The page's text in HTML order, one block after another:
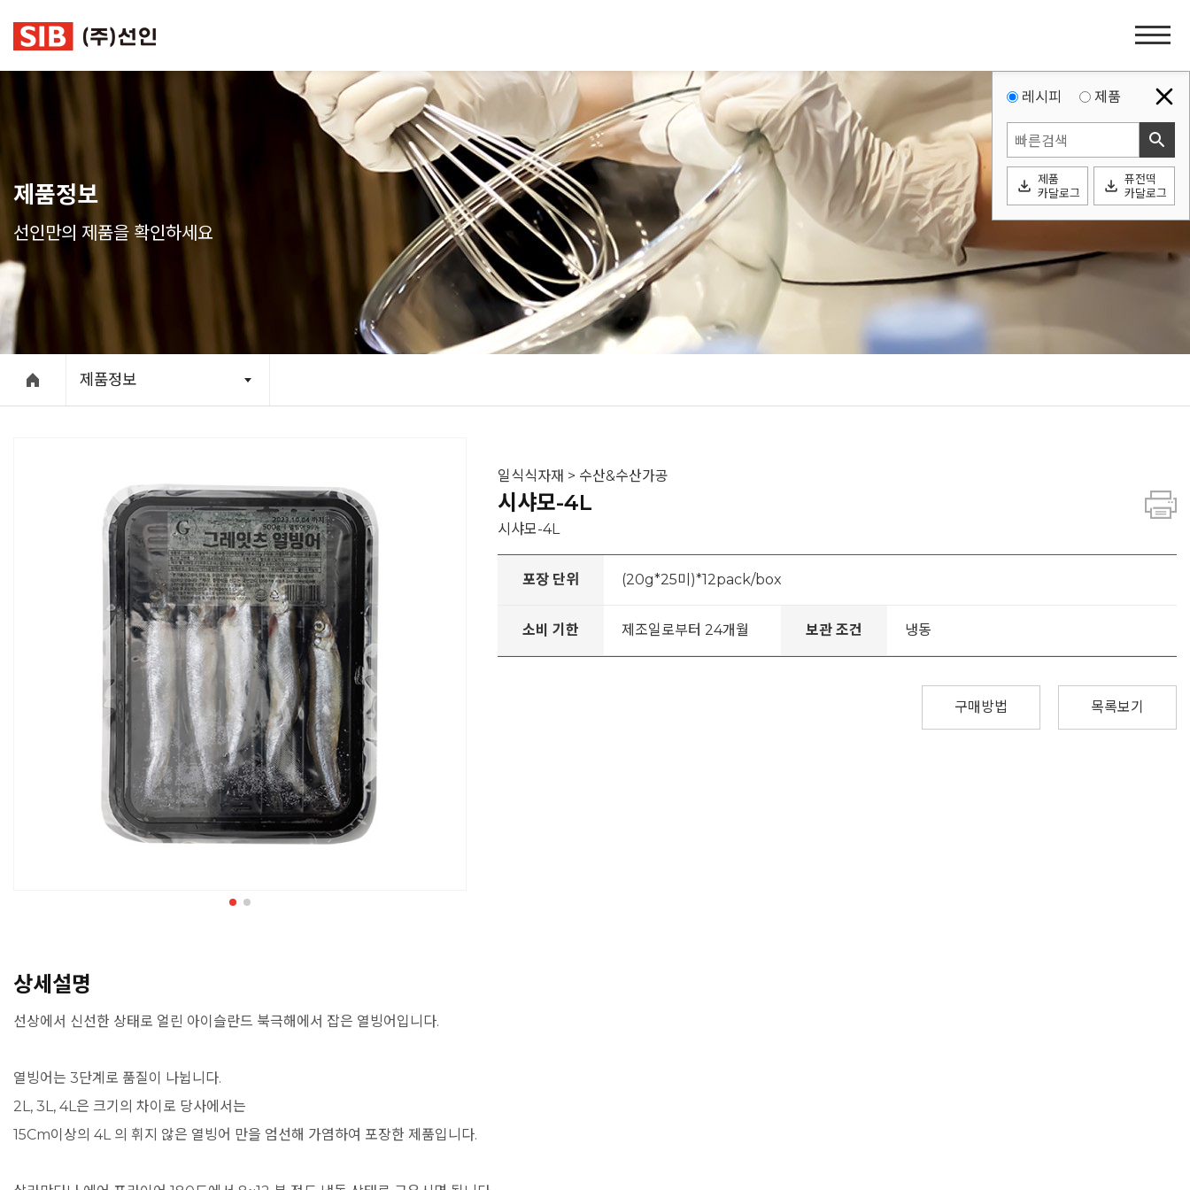
홈
이
게
이
션
제품정보
선인만의 제품을 확인하세요
제품정보
레시피 제품
search
file_download 제품
카달로그
file_download 퓨전떡
카달로그
일식식자재 > 수산&수산가공
시샤모-4L
시샤모-4L
포장 단위 (20g*25미)*12pack/box
소비 기한 제조일로부터 24개월 보관 조건 냉동
목록보기
구매방법
상세설명
선상에서 신선한 상태로 얼린 아이슬란드 북극해에서 잡은 열빙어입니다.
열빙어는 3단계로 품질이 나뉩니다.
2L, 3L, 4L은 크기의 차이로 당사에서는
15Cm이상의 4L 의 휘지 않은 열빙어 만을 엄선해 가염하여 포장한 제품입니다.